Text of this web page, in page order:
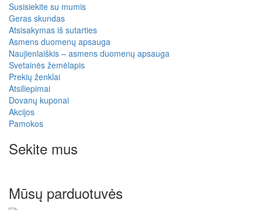
Susisiekite su mumis
Geras skundas
Atsisakymas iš sutarties
Asmens duomenų apsauga
Naujienlaiškis – asmens duomenų apsauga
Svetainės žemėlapis
Prekių ženklai
Atsiliepimai
Dovanų kuponai
Akcijos
Pamokos
Sekite mus
Mūsų parduotuvės